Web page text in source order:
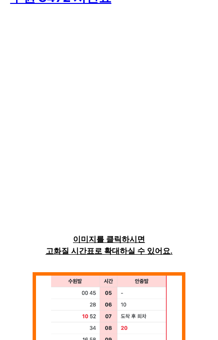
이미지를 클릭하시면
고화질 시간표로 확대하실 수 있어요.